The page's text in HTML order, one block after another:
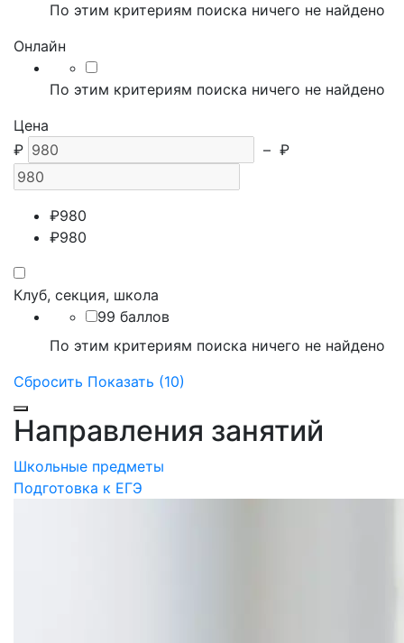
По этим критериям поиска ничего не найдено
Онлайн
По этим критериям поиска ничего не найдено
Цена
₽
– ₽
₽980
₽980
Клуб, секция, школа
99 баллов
По этим критериям поиска ничего не найдено
Сбросить Показать (10)
Направления занятий
Школьные предметы
Подготовка к ЕГЭ